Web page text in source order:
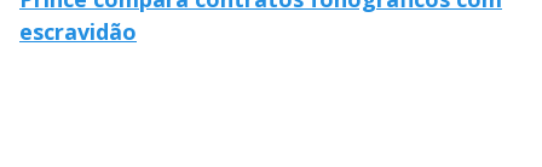
escravidão